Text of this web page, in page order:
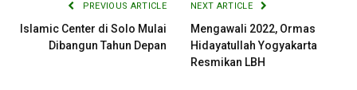
PREVIOUS ARTICLE
Islamic Center di Solo Mulai
Dibangun Tahun Depan
NEXT ARTICLE
Mengawali 2022, Ormas
Hidayatullah Yogyakarta
Resmikan LBH